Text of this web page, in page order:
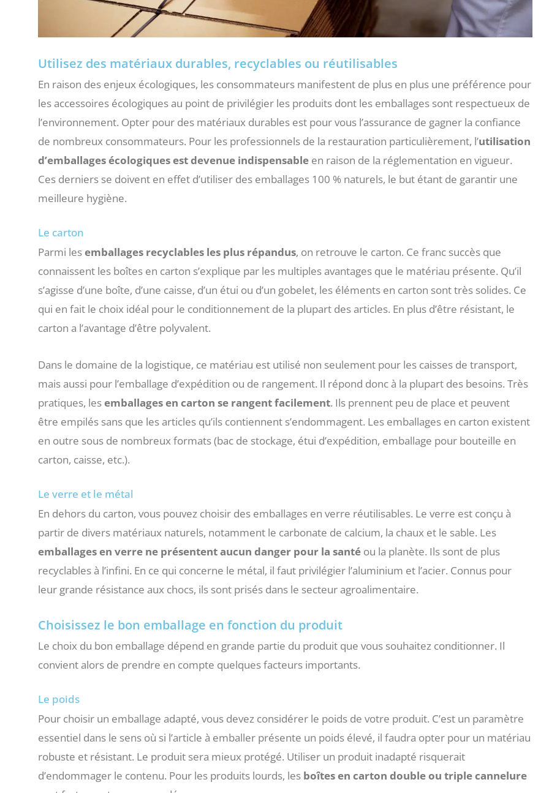
Utilisez des matériaux durables, recyclables ou réutilisables
En raison des enjeux écologiques, les consommateurs manifestent de plus en plus une préférence pour
les accessoires écologiques au point de privilégier les produits dont les emballages sont respectueux de
l’environnement. Opter pour des matériaux durables est pour vous l’assurance de gagner la confiance
de nombreux consommateurs. Pour les professionnels de la restauration particulièrement, l’utilisation
d’emballages écologiques est devenue indispensable en raison de la réglementation en vigueur.
Ces derniers se doivent en effet d’utiliser des emballages 100 % naturels, le but étant de garantir une
meilleure hygiène.
Le carton
Parmi lesemballages recyclables les plus répandus, on retrouve le carton. Ce franc succès que
connaissent les boîtes en carton s’explique par les multiples avantages que le matériau présente. Qu’il
s’agisse d’une boîte, d’une caisse, d’un étui ou d’un gobelet, les éléments en carton sont très solides. Ce
qui en fait le choix idéal pour le conditionnement de la plupart des articles. En plus d’être résistant, le
carton a l’avantage d’être polyvalent.
Dans le domaine de la logistique, ce matériau est utilisé non seulement pour les caisses de transport,
mais aussi pour l’emballage d’expédition ou de rangement. Il répond donc à la plupart des besoins. Très
pratiques, lesemballages en carton se rangent facilement. Ils prennent peu de place et peuvent
être empilés sans que les articles qu’ils contiennent s’endommagent. Les emballages en carton existent
en outre sous de nombreux formats (bac de stockage, étui d’expédition, emballage pour bouteille en
carton, caisse, etc.).
Le verre et le métal
En dehors du carton, vous pouvez choisir des emballages en verre réutilisables. Le verre est conçu à
partir de divers matériaux naturels, notamment le carbonate de calcium, la chaux et le sable. Les
emballages en verre ne présentent aucun danger pour la santé ou la planète. Ils sont de plus
recyclables à l’infini. En ce qui concerne le métal, il faut privilégier l’aluminium et l’acier. Connus pour
leur grande résistance aux chocs, ils sont prisés dans le secteur agroalimentaire.
Choisissez le bon emballage en fonction du produit
Le choix du bon emballage dépend en grande partie du produit que vous souhaitez conditionner. Il
convient alors de prendre en compte quelques facteurs importants.
Le poids
Pour choisir un emballage adapté, vous devez considérer le poids de votre produit. C’est un paramètre
essentiel dans le sens où si l’article à emballer présente un poids élevé, il faudra opter pour un matériau
robuste et résistant. Le produit sera mieux protégé. Utiliser un produit inadapté risquerait
d’endommager le contenu. Pour les produits lourds, les boîtes en carton double ou triple cannelure